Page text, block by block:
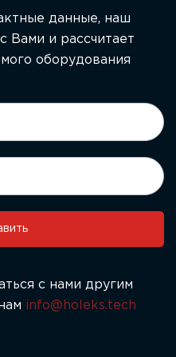
данные, наш
Вами и рассчитает
оборудования
с нами другим
info@holeks.tech